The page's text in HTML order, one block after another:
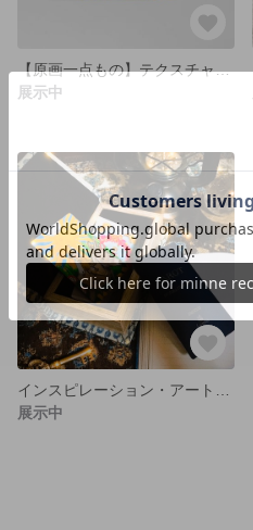
【原画一点もの】テクスチャーアート 「あなたを輝かせる一枚の羽」
展示中
展示中